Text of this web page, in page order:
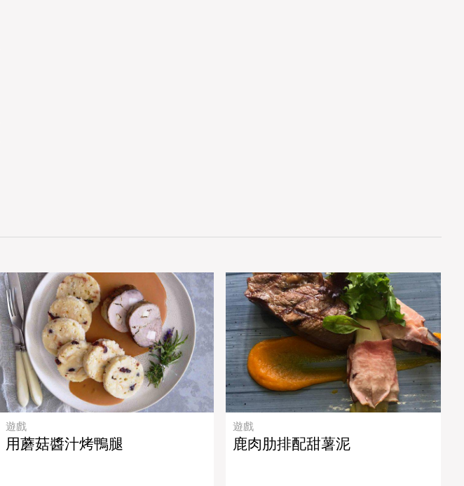
遊戲
用蘑菇醬汁烤鴨腿
遊戲
鹿肉肋排配甜薯泥